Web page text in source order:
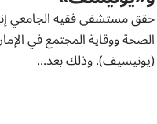
الصحة ووقاية المجتمع في
(يونيسيف). وذلك بعد...